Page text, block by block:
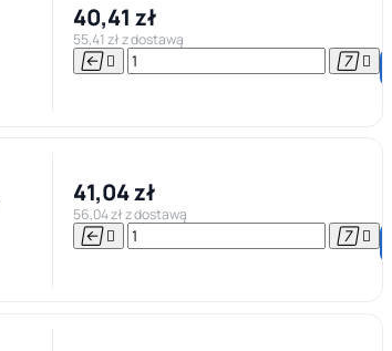
40,41 zł
55,41 zł z dostawą
   
41,04 zł
56,04 zł z dostawą
   